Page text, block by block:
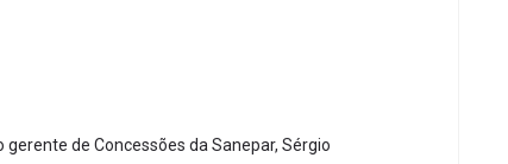
de Concessões da Sanepar, Sérgio